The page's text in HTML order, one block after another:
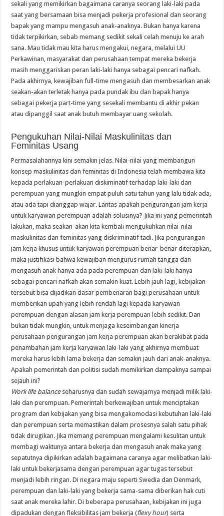
sekali yang memikirkan bagaimana caranya seorang laki-laki pada
saat yang bersamaan bisa menjadi pekerja profesional dan seorang
bapak yang mampu mengasuh anak-anaknya. Bukan hanya karena
tidak terpikirkan, sebab memang sedikit sekali celah menuju ke arah
sana. Mau tidak mau kita harus mengakui, negara, melalui UU
Perkawinan, masyarakat dan perusahaan tempat mereka bekerja
masih menggariskan peran laki-laki hanya sebagai pencari nafkah.
Pada akhirnya, kewajiban full-time mengasuh dan membesarkan anak
seakan-akan terletak hanya pada pundak ibu dan bapak hanya
sebagai pekerja part-time yang sesekali membantu di akhir pekan
atau dipanggil saat anak butuh membayar uang sekolah.
Pengukuhan Nilai-Nilai Maskulinitas dan
Feminitas Usang
Permasalahannya kini semakin jelas. Nilai-nilai yang membangun
konsep maskulinitas dan feminitas di Indonesia telah membawa kita
kepada perlakuan-perlakuan diskiminatif terhadap laki-laki dan
perempuan yang mungkin empat puluh satu tahun yang lalu tidak ada,
atau ada tapi dianggap wajar. Lantas apakah pengurangan jam kerja
untuk karyawan perempuan adalah solusinya? Jika ini yang pemerintah
lakukan, maka seakan-akan kita kembali mengukuhkan nilai-nilai
maskulinitas dan feminitas yang diskriminatif tadi. Jika pengurangan
jam kerja khusus untuk karyawan perempuan benar-benar diterapkan,
maka justifikasi bahwa kewajiban mengurus rumah tangga dan
mengasuh anak hanya ada pada perempuan dan laki-laki hanya
sebagai pencari nafkah akan semakin kuat. Lebih jauh lagi, kebijakan
tersebut bisa dijadikan dasar pembenaran bagi perusahaan untuk
memberikan upah yang lebih rendah lagi kepada karyawan
perempuan dengan alasan jam kerja perempuan lebih sedikit. Dan
bukan tidak mungkin, untuk menjaga keseimbangan kinerja
perusahaan pengurangan jam kerja perempuan akan berakibat pada
penambahan jam kerja karyawan laki-laki yang akhirnya membuat
mereka harus lebih lama bekerja dan semakin jauh dari anak-anaknya.
Apakah pemerintah dan politisi sudah memikirkan dampaknya sampai
sejauh ini?
Work life balanceseharusnya dan sudah sewajarnya menjadi milik laki-
laki dan perempuan. Pemerintah berkewajiban untuk menciptakan
program dan kebijakan yang bisa mengakomodasi kebutuhan laki-laki
dan perempuan serta memastikan dalam prosesnya salah satu pihak
tidak dirugikan. Jika memang perempuan mengalami kesulitan untuk
membagi waktunya antara bekerja dan mengasuh anak maka yang
sepatutnya dipikirkan adalah bagaimana caranya agar melibatkan laki-
laki untuk bekerjasama dengan perempuan agar tugas tersebut
menjadi lebih ringan. Di negara maju seperti Swedia dan Denmark,
perempuan dan laki-laki yang bekerja sama-sama diberikan hak cuti
saat anak mereka lahir. Di beberapa perusahaan, kebijakan ini juga
dipadukan dengan fleksibilitas jam bekerja (flexy hour) serta